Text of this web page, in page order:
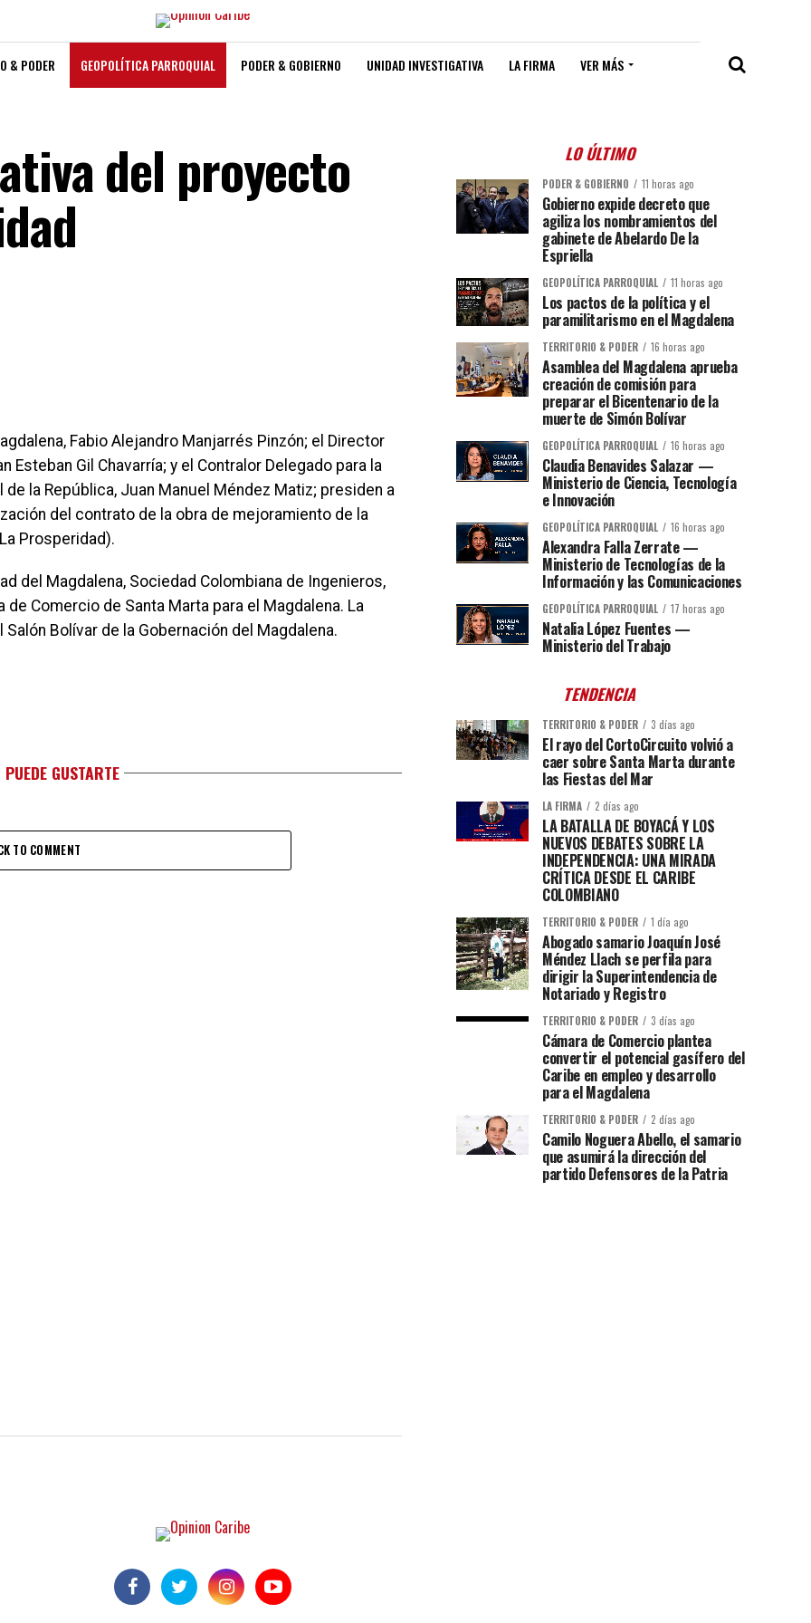
& PODER GEOPOLÍTICA PARROQUIAL PODER & GOBIERNO UNIDAD INVESTIGATIVA LA FIRMA VER MÁS
del proyecto
Fabio Alejandro Manjarrés Pinzón; el Director
Gil Chavarría; y el Contralor Delegado para la
la República, Juan Manuel Méndez Matiz; presiden a
del contrato de la obra de mejoramiento de la
Prosperidad).
del Magdalena, Sociedad Colombiana de Ingenieros,
Comercio de Santa Marta para el Magdalena. La
Bolívar de la Gobernación del Magdalena.
GUSTARTE
TO COMMENT
LO ÚLTIMO
PODER & GOBIERNO 11 horas ago
Gobierno expide decreto que
agiliza los nombramientos del
gabinete de Abelardo De la
Espriella
GEOPOLÍTICA PARROQUIAL 11 horas ago
Los pactos de la política y el
paramilitarismo en el Magdalena
TERRITORIO & PODER 16 horas ago
Asamblea del Magdalena aprueba
creación de comisión para
preparar el Bicentenario de la
muerte de Simón Bolívar
GEOPOLÍTICA PARROQUIAL 16 horas ago
Claudia Benavides Salazar —
Ministerio de Ciencia, Tecnología
e Innovación
GEOPOLÍTICA PARROQUIAL 16 horas ago
Alexandra Falla Zerrate —
Ministerio de Tecnologías de la
Información y las Comunicaciones
GEOPOLÍTICA PARROQUIAL 17 horas ago
Natalia López Fuentes —
Ministerio del Trabajo
TENDENCIA
TERRITORIO & PODER 3 días ago
El rayo del CortoCircuito volvió a
caer sobre Santa Marta durante
las Fiestas del Mar
LA FIRMA 2 días ago
LA BATALLA DE BOYACÁ Y LOS
NUEVOS DEBATES SOBRE LA
INDEPENDENCIA: UNA MIRADA
CRÍTICA DESDE EL CARIBE
COLOMBIANO
TERRITORIO & PODER 1 día ago
Abogado samario Joaquín José
Méndez Llach se perfila para
dirigir la Superintendencia de
Notariado y Registro
TERRITORIO & PODER 3 días ago
Cámara de Comercio plantea
convertir el potencial gasífero del
Caribe en empleo y desarrollo
para el Magdalena
TERRITORIO & PODER 2 días ago
Camilo Noguera Abello, el samario
que asumirá la dirección del
partido Defensores de la Patria